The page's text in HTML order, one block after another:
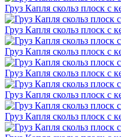
Груз Капля скольз плоск с
Груз Капля скольз плоск с
Груз Капля скольз плоск с
Груз Капля скольз плоск с
Груз Капля скольз плоск с
Груз Капля скольз плоск с